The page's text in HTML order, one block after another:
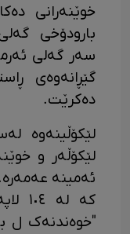
خوێنەرانی
بارودۆخی
سەر گەلی
گێڕانەوەی
دەکرێت.
لێکۆڵینەوە
لێکۆڵەر و
ئەمینە
کە
"خوەندنەک ل